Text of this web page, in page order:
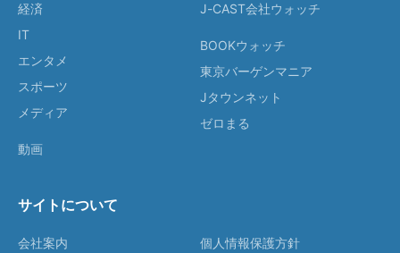
経済
IT
エンタメ
スポーツ
メディア
動画
J-CAST会社ウォッチ
BOOKウォッチ
東京バーゲンマニア
Jタウンネット
ゼロまる
サイトについて
会社案内 個人情報保護方針